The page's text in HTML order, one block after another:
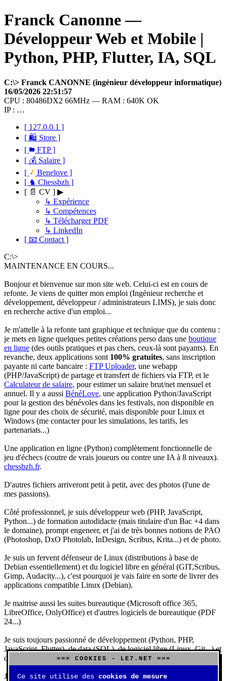
Franck Canonne —
Développeur Web et Mobile |
Python, PHP, Flutter, IA, SQL
C:\> Franck CANONNE (ingénieur développeur informatique)
16/05/2026 22:51:57
CPU : 80486DX2 66MHz — RAM : 640K OK
IP : …
[ 127.0.0.1 ]
[ 🛍 Store ]
[
FTP ]
[ 💰 Salaire ]
[
Benelove ]
[ ♞ Chessbzh ]
[ 📄 CV ] ▶
↳ Expérience
↳ Compétences
↳ Télécharger PDF
↳ LinkedIn
[ 📧 Contact ]
C:\>
MAINTENANCE EN COURS...
Bonjour et bienvenue sur mon site web. Celui-ci est en cours de
refonte. Je viens de quitter mon emploi (Ingénieur recherche et
développement, développeur / administrateurs LIMS), je suis donc
en recherche active d'un emploi...
Je m'attelle à la refonte tant graphique et technique que du contenu :
je mets en ligne quelques petites créations perso dans une boutique
en ligne (des outils pratiques et pas chers, ceux-là sont payants). En
revanche, deux applications sont 100% gratuites, sans inscription
payante ni carte bancaire : FTP Uploader, une webapp
(PHP/JavaScript) de partage et transfert de fichiers via FTP, et le
Calculateur de salaire, pour estimer un salaire brut/net mensuel et
annuel. Il y a aussi BénéLove, une application Python/JavaScript
pour la gestion des bénévoles dans les festivals, non disponible en
ligne pour des choix de sécurité, mais disponible pour Linux et
Windows (me contacter pour les simulations, les tarifs, les
partenariats...)
Une application en ligne (Python) complètement fonctionnelle de
jeu d'échecs (coutre de vrais joueurs ou contre une IA à 8 niveaux).
chessbzh.fr.
D'autres fichiers arriveront petit à petit, avec des photos (l'une de
mes passions).
Côté professionnel, je suis développeur web (PHP, JavaScript,
Python...) de formation autodidacte (mais titulaire d'un Bac +4 dans
le domaine), prompt engeneer, et j'ai de très bonnes notions de PAO
(Photoshop, DxO Photolab, InDesign, Scribus, Krita...) et de photo.
Je suis un fervent défenseur de Linux (distributions à base de
Debian essentiellement) et du logiciel libre en général (GIT,Scribus,
Gimp, Audacity...), c'est pourquoi je vais faire en sorte de livrer des
applications compatible Linux (Debian).
Je maitrise aussi les suites bureautique (Microsoft office 365,
LibreOffice, OnlyOffice) et d'autres logiciels de bureautique (PDF
24...)
Je suis toujours passionné de développement (Python, PHP,
JavaScript, Flutter), de data (SQL), de logiciel libre (Linux, Git...) et
d'IA (principalement Claude et DeepSeek).
J'aime jouer, surtout aux jeux de sociétés (Risk, Uno, Scrabble...),
=== COOKIES - LE7.NET ===
Ce site utilise des cookies de mesure